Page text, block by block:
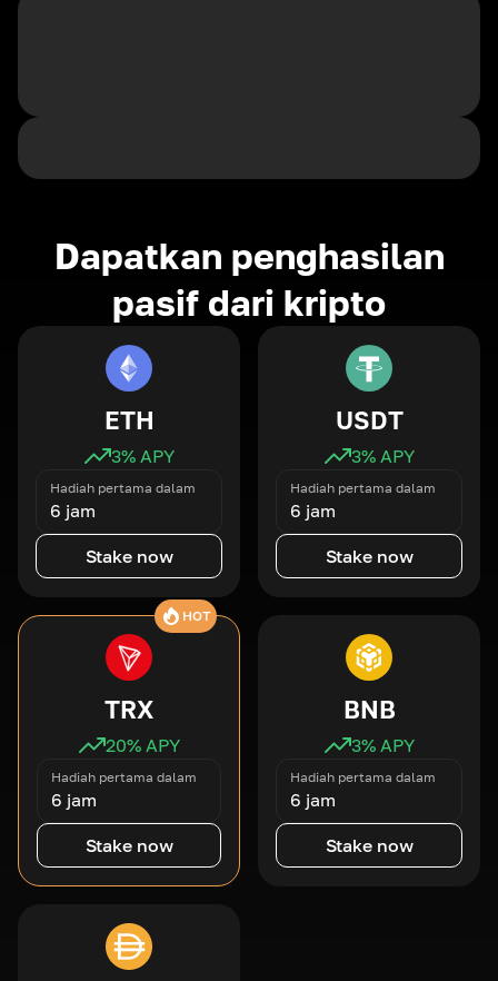
Dapatkan penghasilan
pasif dari kripto
ETH
3% APY
Hadiah pertama dalam
6 jam
Stake now
USDT
3% APY
Hadiah pertama dalam
6 jam
Stake now
HOT
TRX
20% APY
Hadiah pertama dalam
6 jam
Stake now
BNB
3% APY
Hadiah pertama dalam
6 jam
Stake now